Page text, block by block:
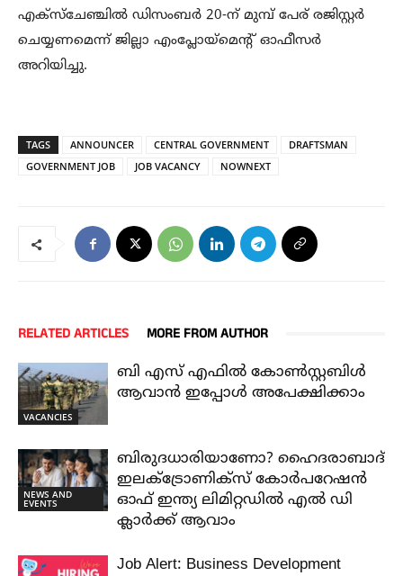
എക്‌സ്‌ചേഞ്ചില്‍ ഡിസംബര്‍ 20-ന് മുമ്പ് പേര് രജിസ്റ്റര്‍
ചെയ്യണമെന്ന് ജില്ലാ എംപ്ലോയ്‌മെന്റ് ഓഫീസര്‍
അറിയിച്ചു.
TAGS ANNOUNCER CENTRAL GOVERNMENT
DRAFTSMAN
GOVERNMENT JOB
JOB VACANCY NOWNEXT
RELATED ARTICLES MORE FROM AUTHOR
VACANCIES
ബി എസ് എഫിൽ കോൺസ്റ്റബിൾ
ആവാൻ ഇപ്പോൾ അപേക്ഷിക്കാം
NEWS AND
EVENTS
ബിരുദധാരിയാണോ? ഹൈദരാബാദ്
ഇലക്ട്രോണിക്സ് കോർപറേഷൻ
ഓഫ് ഇന്ത്യ ലിമിറ്റഡിൽ എൽ ഡി
ക്ലാർക്ക് ആവാം
Job Alert: Business Development